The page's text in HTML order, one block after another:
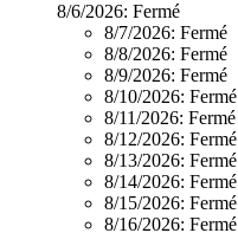
8/6/2026: Fermé
8/7/2026: Fermé
8/8/2026: Fermé
8/9/2026: Fermé
8/10/2026: Fermé
8/11/2026: Fermé
8/12/2026: Fermé
8/13/2026: Fermé
8/14/2026: Fermé
8/15/2026: Fermé
8/16/2026: Fermé